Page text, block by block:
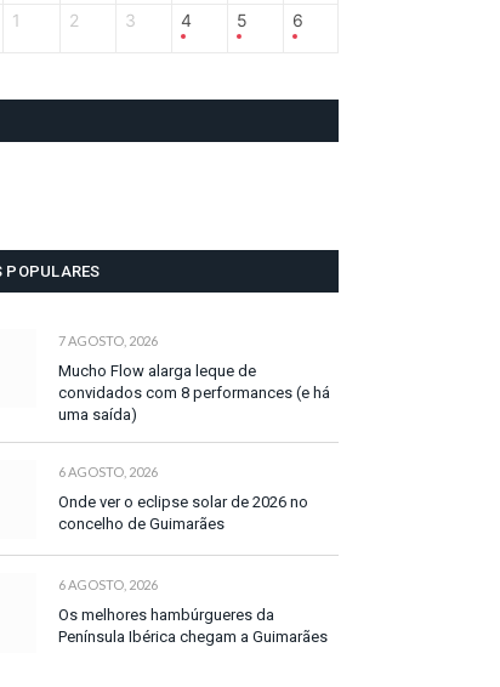
1 2 3 4 5 6
POPULARES
7 AGOSTO, 2026
Mucho Flow alarga leque de
convidados com 8 performances (e há
uma saída)
6 AGOSTO, 2026
Onde ver o eclipse solar de 2026 no
concelho de Guimarães
6 AGOSTO, 2026
Os melhores hambúrgueres da
Península Ibérica chegam a Guimarães